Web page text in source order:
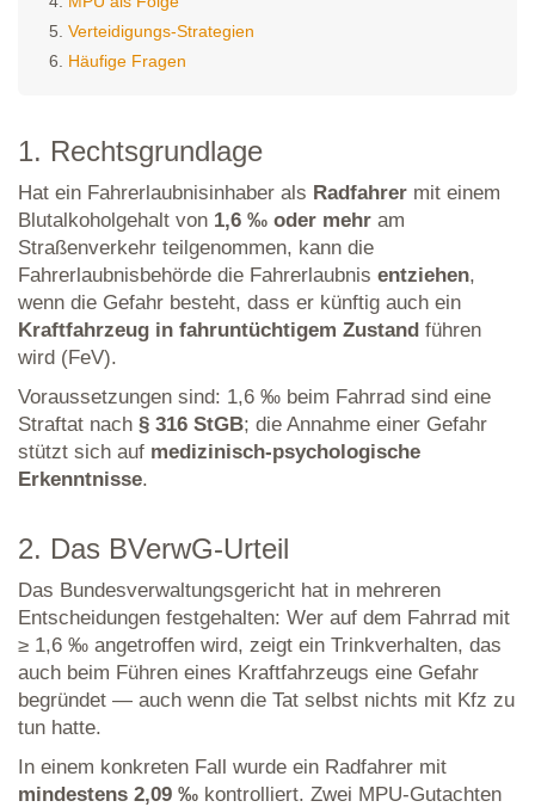
Verteidigungs-Strategien
Häufige Fragen
1. Rechtsgrundlage
Hat ein Fahrerlaubnisinhaber als Radfahrer mit einem
Blutalkoholgehalt von 1,6 ‰ oder mehr am
Straßenverkehr teilgenommen, kann die
Fahrerlaubnisbehörde die Fahrerlaubnis entziehen,
wenn die Gefahr besteht, dass er künftig auch ein
Kraftfahrzeug in fahruntüchtigem Zustand führen
wird (FeV).
Voraussetzungen sind: 1,6 ‰ beim Fahrrad sind eine
Straftat nach § 316 StGB; die Annahme einer Gefahr
stützt sich auf medizinisch-psychologische
Erkenntnisse.
2. Das BVerwG-Urteil
Das Bundesverwaltungsgericht hat in mehreren
Entscheidungen festgehalten: Wer auf dem Fahrrad mit
≥ 1,6 ‰ angetroffen wird, zeigt ein Trinkverhalten, das
auch beim Führen eines Kraftfahrzeugs eine Gefahr
begründet — auch wenn die Tat selbst nichts mit Kfz zu
tun hatte.
In einem konkreten Fall wurde ein Radfahrer mit
mindestens 2,09 ‰ kontrolliert. Zwei MPU-Gutachten